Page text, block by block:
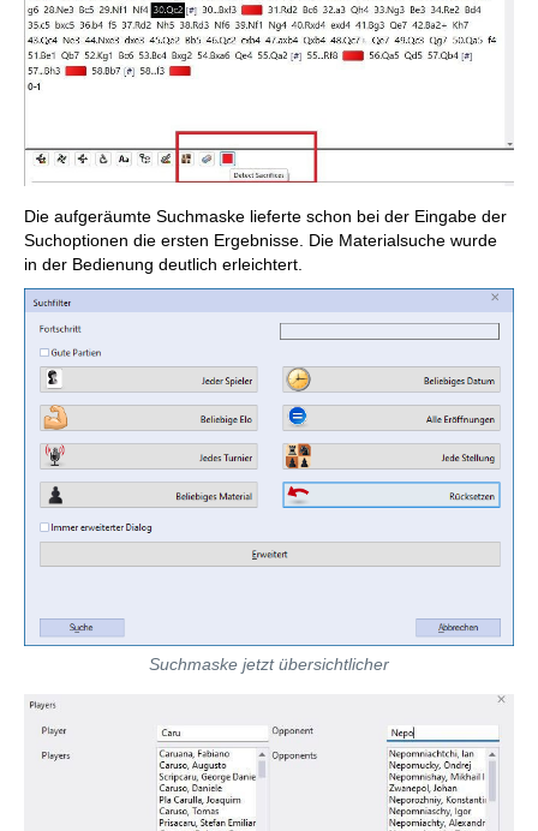
Die aufgeräumte Suchmaske lieferte schon bei der Eingabe der
Suchoptionen die ersten Ergebnisse. Die Materialsuche wurde
in der Bedienung deutlich erleichtert.
Suchmaske jetzt übersichtlicher